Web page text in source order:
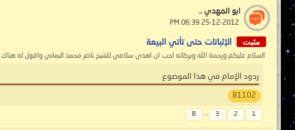
ابو المهدي ..
مثبت الإثباتات حتى تأتي البيعة
السلام عليكم ورحمة الله وبركاته احب ان اهدي سلامي للشيخ ناصر محمد اليماني واقول له
ردود الإمام في هذا الموضوع
81102
1
2
3
...
8